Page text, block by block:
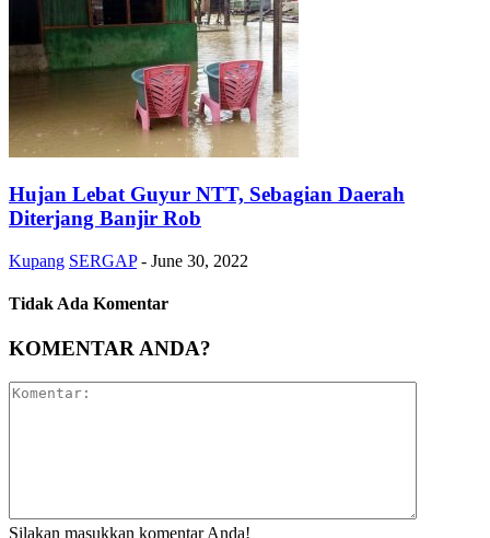
Hujan Lebat Guyur NTT, Sebagian Daerah
Diterjang Banjir Rob
Kupang SERGAP - June 30, 2022
Tidak Ada Komentar
KOMENTAR ANDA?
Silakan masukkan komentar Anda!